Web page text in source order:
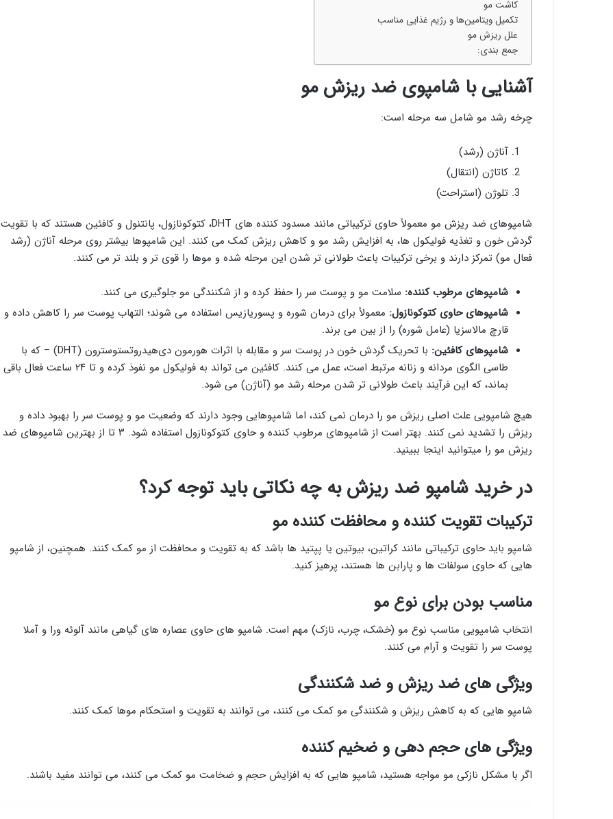
کاشت مو
تکمیل ویتامین‌ها و رژیم غذایی مناسب
علل ریزش مو
جمع بندی:
آشنایی با شامپوی ضد ریزش مو
چرخه رشد مو شامل سه مرحله است:
آناژن (رشد)
کاتاژن (انتقال)
تلوژن (استراحت)
شامپوهای ضد ریزش مو معمولاً حاوی ترکیباتی مانند مسدود کننده ‌های DHT، کتوکونازول، پانتنول و کافئین هستند که با تقویت
گردش خون و تغذیه فولیکول ‌ها، به افزایش رشد مو و کاهش ریزش کمک می ‌کنند. این شامپوها بیشتر روی مرحله آناژن (رشد
فعال مو) تمرکز دارند و برخی ترکیبات باعث طولانی ‌تر شدن این مرحله شده و موها را قوی ‌تر و بلند تر می ‌کنند.
شامپوهای مرطوب ‌کننده: سلامت مو و پوست سر را حفظ کرده و از شکنندگی مو جلوگیری می ‌کنند.
شامپوهای حاوی کتوکونازول: معمولاً برای درمان شوره و پسوریازیس استفاده می ‌شوند؛ التهاب پوست سر را کاهش داده و
قارچ مالاسزیا (عامل شوره) را از بین می ‌برند.
شامپوهای کافئین:
با تحریک گردش خون در پوست سر و مقابله با اثرات هورمون دی‌هیدروتستوسترون (DHT) – که با
طاسی الگوی مردانه و زنانه مرتبط است، عمل می ‌کنند. کافئین می ‌تواند به فولیکول مو نفوذ کرده و تا ۲۴ ساعت فعال باقی
بماند، که این فرآیند باعث طولانی ‌تر شدن مرحله رشد مو (آناژن) می ‌شود.
هیچ شامپویی علت اصلی ریزش مو را درمان نمی ‌کند، اما شامپوهایی وجود دارند که وضعیت مو و پوست سر را بهبود داده و
ریزش را تشدید نمی ‌کنند. بهتر است از شامپوهای مرطوب ‌کننده و حاوی کتوکونازول استفاده شود. ۳ تا از بهترین شامپوهای ضد
ریزش مو را میتوانید اینجا ببینید.
در خرید شامپو ضد ریزش به چه نکاتی باید توجه کرد؟
ترکیبات تقویت ‌کننده و محافظت ‌کننده مو
شامپو باید حاوی ترکیباتی مانند کراتین، بیوتین یا پپتید ها باشد که به تقویت و محافظت از مو کمک کنند. همچنین، از شامپو
هایی که حاوی سولفات ‌ها و پارابن ‌ها هستند، پرهیز کنید.
مناسب بودن برای نوع مو
انتخاب شامپویی مناسب نوع مو (خشک، چرب، نازک) مهم است. شامپو های حاوی عصاره ‌های گیاهی مانند آلوئه‌ ورا و آملا
پوست سر را تقویت و آرام می ‌کنند.
ویژگی ‌های ضد ریزش و ضد شکنندگی
شامپو هایی که به کاهش ریزش و شکنندگی مو کمک می ‌کنند، می ‌توانند به تقویت و استحکام موها کمک کنند.
ویژگی ‌های حجم ‌دهی و ضخیم ‌کننده
اگر با مشکل نازکی مو مواجه هستید، شامپو هایی که به افزایش حجم و ضخامت مو کمک می ‌کنند، می ‌توانند مفید باشند.